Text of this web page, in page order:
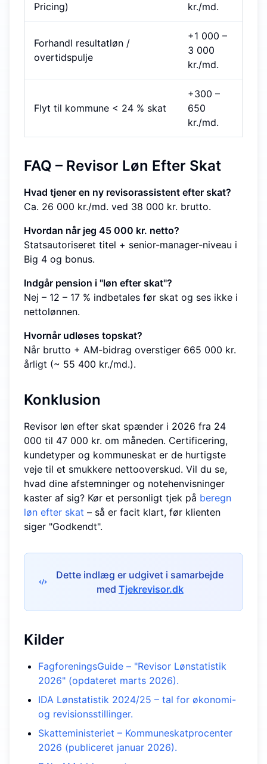
Pricing)
kr./md.
Forhandl resultatløn /
overtidspulje
+1 000 –
3 000
kr./md.
Flyt til kommune < 24 % skat
+300 –
650
kr./md.
FAQ – Revisor Løn Efter Skat
Hvad tjener en ny revisorassistent efter skat?
Ca. 26 000 kr./md. ved 38 000 kr. brutto.
Hvordan når jeg 45 000 kr. netto?
Statsautoriseret titel + senior-manager-niveau i
Big 4 og bonus.
Indgår pension i "løn efter skat"?
Nej – 12 – 17 % indbetales før skat og ses ikke i
nettolønnen.
Hvornår udløses topskat?
Når brutto + AM-bidrag overstiger 665 000 kr.
årligt (~ 55 400 kr./md.).
Konklusion
Revisor løn efter skat spænder i 2026 fra 24
000 til 47 000 kr. om måneden. Certificering,
kundetyper og kommuneskat er de hurtigste
veje til et smukkere nettooverskud. Vil du se,
hvad dine afstemninger og notehenvisninger
kaster af sig? Kør et personligt tjek på beregn
løn efter skat – så er facit klart, før klienten
siger "Godkendt".
Dette indlæg er udgivet i samarbejde
med Tjekrevisor.dk
Kilder
FagforeningsGuide – "Revisor Lønstatistik
2026" (opdateret marts 2026).
IDA Lønstatistik 2024/25 – tal for økonomi-
og revisionsstillinger.
Skatteministeriet – Kommuneskatprocenter
2026 (publiceret januar 2026).